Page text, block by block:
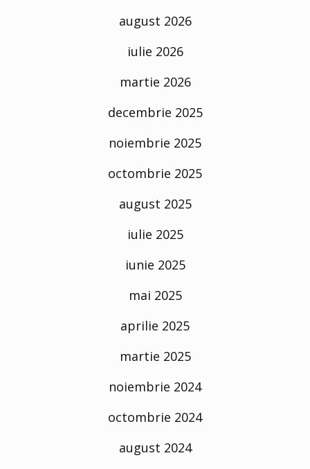
august 2026
iulie 2026
martie 2026
decembrie 2025
noiembrie 2025
octombrie 2025
august 2025
iulie 2025
iunie 2025
mai 2025
aprilie 2025
martie 2025
noiembrie 2024
octombrie 2024
august 2024